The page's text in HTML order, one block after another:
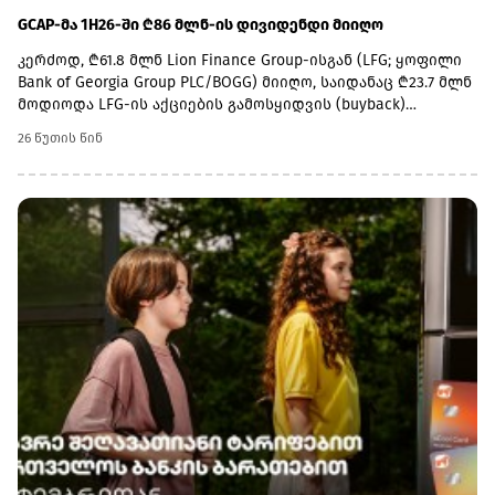
GCAP-მა 1H26-ში ₾86 მლნ-ის დივიდენდი მიიღო
კერძოდ, ₾61.8 მლნ Lion Finance Group-ისგან (LFG; ყოფილი
Bank of Georgia Group PLC/BOGG) მიიღო, საიდანაც ₾23.7 მლნ
მოდიოდა LFG-ის აქციების გამოსყიდვის (buyback)
(სააფთიაქო) ბიზნესისგან, რომელიც გეფას ქოლგის ქვეშ
ფარმადეპოს და ჯიპისის აფთიაქს აერთიანებს; ₾11.6 მლნ-
ის დივიდენდი ქონებისა და ზიანის დაზღვევის (P&C
insurance) ბიზნესისგან მიიღო, ხოლო ₾1 მლნ კი
ავტოსერვისის ბიზნესისგან.უშუალოდ 2Q26-ში კი GCAP-მა
პორტფელში შემავალი კომპანიებისგან ₾46.7 მლნ-ის
დივიდენდური შემოსავალი მიიღო, აქედან ₾27.6 მლნ LFG-
სგან მიიღო, საიდანაც ₾18.3 მლნ 1Q26-ში დარიცხულ
შუალედურ დივიდენდს წარმოადგენდა (ex-dividend date —
2026 წლის ივნისი, გადახდა — 2026 წლის ივლისი), ხოლო 9.3
მლნ ლარი - 2Q26-ის buyback დივიდენდს;სააფთიაქო და
ავტოსერვისის ბიზნესისგან GCAP-ს პირველ კვარტალში
დივიდენდი არ აუღია, ხოლო 2Q26-ში დაზღვევის
ბიზნესისგან ₾6.3 მლნ მიიღო.„მოსალოდნელია ძლიერი
თავისუფალი ფულადი ნაკადების გენერირება, რაც
მხარდაჭერილი იქნება ჩვენი მსხვილი კერძო
26 წუთის წინ